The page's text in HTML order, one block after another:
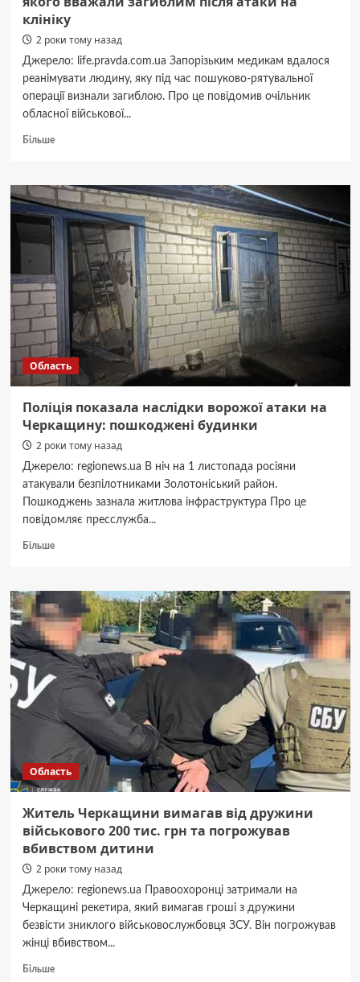
клініку
2 роки тому назад
Джерело: life.pravda.com.ua Запорізьким медикам вдалося
реанімувати людину, яку під час пошуково-рятувальної
операції визнали загиблою. Про це повідомив очільник
обласної військової...
БільшеДокладніше
Запоріжжі
реанімували
постраждалого,
якого
вважали
загиблим
після
атаки
на
клініку
Область
Поліція показала наслідки ворожої атаки на
Черкащину: пошкоджені будинки
2 роки тому назад
Джерело: regionews.ua В ніч на 1 листопада росіяни
атакували безпілотниками Золотоніський район.
Пошкоджень зазнала житлова інфраструктура Про це
повідомляє пресслужба...
БільшеДокладніше
показала
наслідки
ворожої
атаки
на
Черкащину:
пошкоджені
Область
Житель Черкащини вимагав від дружини
військового 200 тис. грн та погрожував
вбивством дитини
2 роки тому назад
Джерело: regionews.ua Правоохоронці затримали на
Черкащині рекетира, який вимагав гроші з дружини
безвісти зниклого військовослужбовця ЗСУ. Він погрожував
жінці вбивством...
БільшеДокладніше